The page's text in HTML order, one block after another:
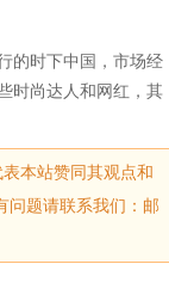
的时下中国，市场经
时尚达人和网红，其
本站赞同其观点和
问题请联系我们：邮